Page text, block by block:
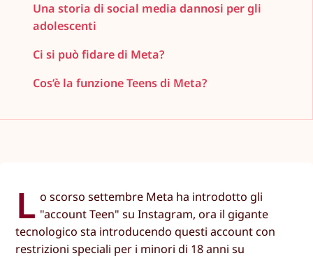
Una storia di social media dannosi per gli
adolescenti
Ci si può fidare di Meta?
Cos’è la funzione Teens di Meta?
L o scorso settembre Meta ha introdotto gli
"account Teen" su Instagram, ora il gigante
tecnologico sta introducendo questi account con
restrizioni speciali per i minori di 18 anni su